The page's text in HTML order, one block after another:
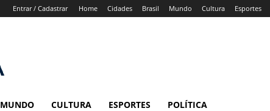
Entrar / Cadastrar Home Cidades Brasil Mundo Cultura Esportes
MUNDO CULTURA ESPORTES POLÍTICA